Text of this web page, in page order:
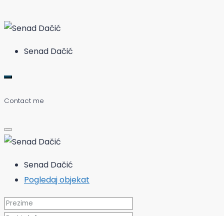
Senad Dačić
Contact me
Senad Dačić
Pogledaj objekat